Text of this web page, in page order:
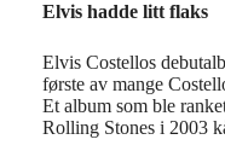
Elvis hadde litt flaks
Elvis Costellos
første av mange
Et album som ble
Rolling Stones i 2003